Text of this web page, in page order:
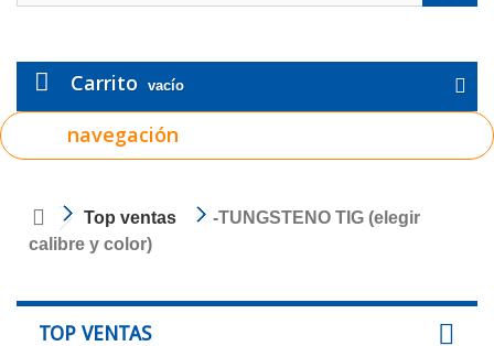
Carrito vacío
navegación
Top ventas
-TUNGSTENO TIG (elegir
calibre y color)
TOP VENTAS